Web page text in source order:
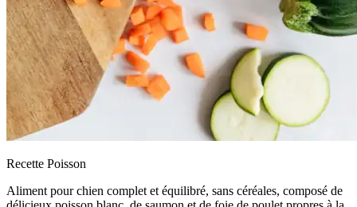
Recette Poisson
Aliment pour chien complet et équilibré, sans céréales, composé de